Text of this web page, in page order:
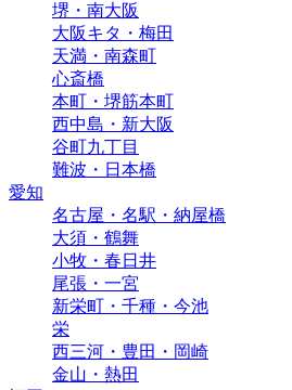
堺・南大阪
大阪キタ・梅田
天満・南森町
心斎橋
本町・堺筋本町
西中島・新大阪
谷町九丁目
難波・日本橋
愛知
名古屋・名駅・納屋橋
大須・鶴舞
小牧・春日井
尾張・一宮
新栄町・千種・今池
栄
西三河・豊田・岡崎
金山・熱田